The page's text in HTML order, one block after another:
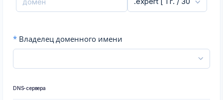
* Владелец доменного имени
DNS-сервера